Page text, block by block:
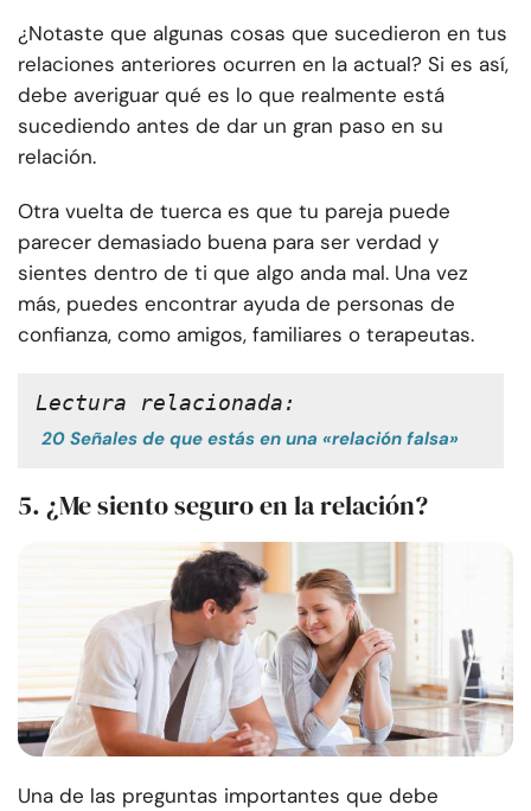
¿Notaste que algunas cosas que sucedieron en tus
relaciones anteriores ocurren en la actual? Si es así,
debe averiguar qué es lo que realmente está
sucediendo antes de dar un gran paso en su
relación.
Otra vuelta de tuerca es que tu pareja puede
parecer demasiado buena para ser verdad y
sientes dentro de ti que algo anda mal. Una vez
más, puedes encontrar ayuda de personas de
confianza, como amigos, familiares o terapeutas.
Lectura relacionada:
20 Señales de que estás en una «relación falsa»
5. ¿Me siento seguro en la relación?
Una de las preguntas importantes que debe